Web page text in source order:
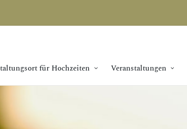
für Hochzeiten Veranstaltungen